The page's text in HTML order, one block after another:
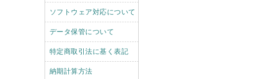
ソフトウェア対応について
データ保管について
特定商取引法に基く表記
納期計算方法